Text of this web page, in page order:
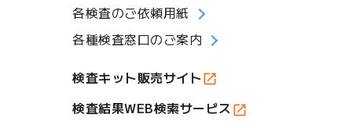
各検査のご依頼用紙
各種検査窓口のご案内
検査キット販売サイト
検査結果WEB検索サービス